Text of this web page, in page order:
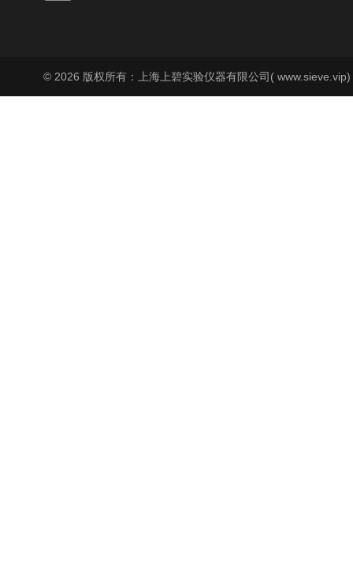
© 2026 版权所有：上海上碧实验仪器有限公司(